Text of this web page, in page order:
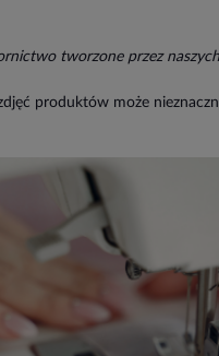
tworzone przez
produktów może